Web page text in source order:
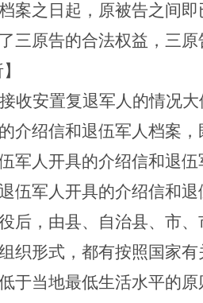
案之日起，原被告之间
三原告的合法权益，三
收安置复退军人的情况
介绍信和退伍军人档案
军人开具的介绍信和退
伍军人开具的介绍信和
后，由县、自治县、市
织形式，都有按照国家
于当地最低生活水平的